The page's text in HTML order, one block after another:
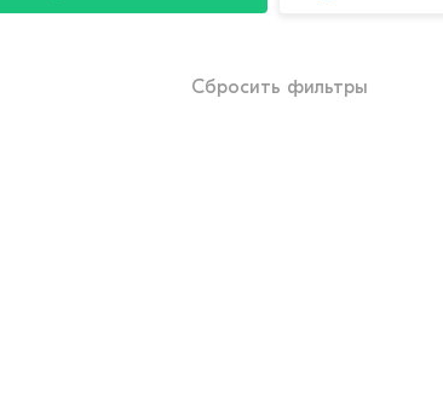
Сбросить фильтры